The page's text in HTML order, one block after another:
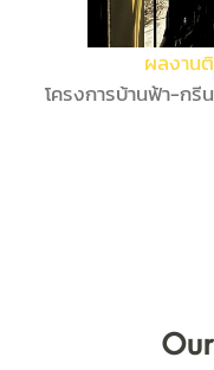
ผลงาน
โครงการบ้านฟ้า-ก